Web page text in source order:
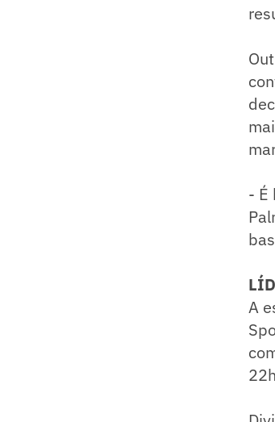
- É
A